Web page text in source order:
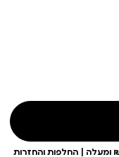
משלוח 19 ₪ | משלוח חינם ברכישה ב-99 ₪ ומעלה | החלפות והחזרות